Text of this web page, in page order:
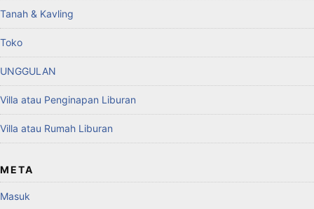
Tanah & Kavling
Toko
UNGGULAN
Villa atau Penginapan Liburan
Villa atau Rumah Liburan
META
Masuk